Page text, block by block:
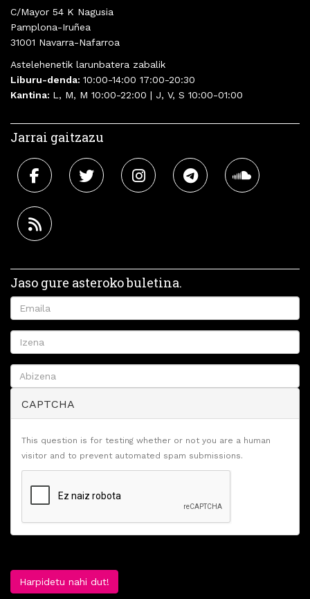
C/Mayor 54 K Nagusia
Pamplona-Iruñea
31001 Navarra-Nafarroa
Astelehenetik larunbatera zabalik
Liburu-denda: 10:00-14:00 17:00-20:30
Kantina: L, M, M 10:00-22:00 | J, V, S 10:00-01:00
Jarrai gaitzazu
Jaso gure asteroko buletina.
CAPTCHA
This question is for testing whether or not you are a human
visitor and to prevent automated spam submissions.
Harpidetu nahi dut!